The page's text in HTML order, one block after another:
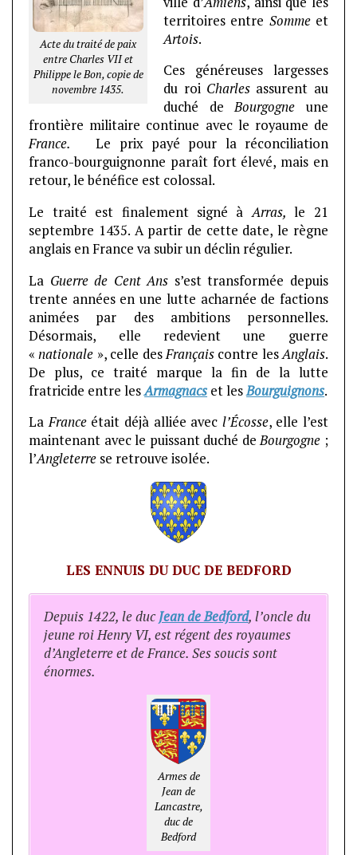
Acte du traité de paix
entre Charles VII et
Philippe le Bon, copie de
novembre 1435.
territoires entre Sommeet
Artois.
Ces généreuses largesses
du roi Charles assurent au
duché deBourgogne une
frontière militaire continue avec le royaume de
France. Le prix payé pour la réconciliation
franco-bourguignonne paraît fort élevé, mais en
retour, le bénéfice est colossal.
Le traité est finalement signé àArras,le 21
septembre 1435. A partir de cette date, le règne
anglais en France va subir un déclin régulier.
La Guerre de Cent Ans s’est transformée depuis
trente années en une lutte acharnée de factions
animées par des ambitions personnelles.
Désormais, elle redevient une guerre
«nationale », celle desFrançaiscontre lesAnglais.
De plus, ce traité marque la fin de la lutte
fratricide entre lesArmagnacs et lesBourguignons.
LaFranceétait déjà alliée avec l’Écosse, elle l’est
maintenant avec le puissant duché deBourgogne ;
l’Angleterre se retrouve isolée.
LES ENNUIS DU DUC DE BEDFORD
Depuis 1422, le ducJean de Bedford, l’oncle du
jeune roi Henry VI, est régent des royaumes
d’Angleterre et de France. Ses soucis sont
énormes.
Armes de
Jean de
Lancastre,
duc de
Bedford